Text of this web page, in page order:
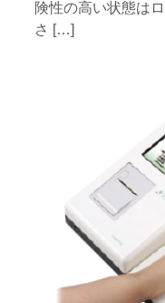
険性の高い状態は
さ […]